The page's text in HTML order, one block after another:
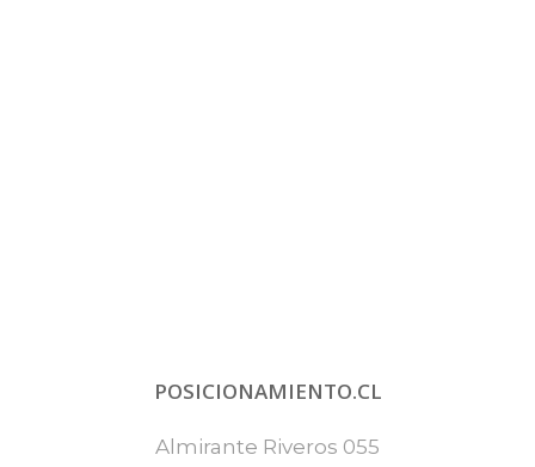
POSICIONAMIENTO.CL
Almirante Riveros 055